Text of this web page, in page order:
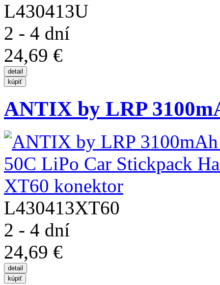
L430413U
2 - 4 dní
24,69 €
ANTIX by LRP
L430413XT60
2 - 4 dní
24,69 €